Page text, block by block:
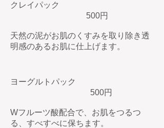
クレイパック
500円
天然の泥がお肌のくすみを取り除き透
明感のあるお肌に仕上げます。
ヨーグルトパック
500円
Wフルーツ酸配合で、お肌をつるつ
る、すべすべに保ちます。